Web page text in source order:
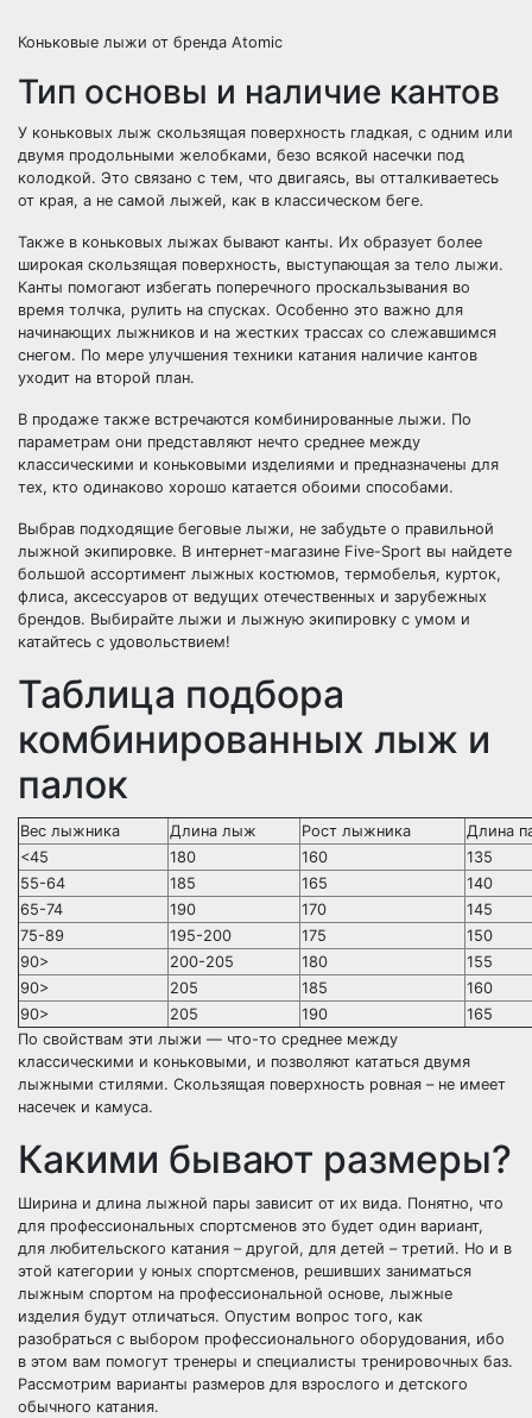
Коньковые лыжи от бренда Atomic
Тип основы и наличие кантов
У коньковых лыж скользящая поверхность гладкая, с одним или
двумя продольными желобками, безо всякой насечки под
колодкой. Это связано с тем, что двигаясь, вы отталкиваетесь
от края, а не самой лыжей, как в классическом беге.
Также в коньковых лыжах бывают канты. Их образует более
широкая скользящая поверхность, выступающая за тело лыжи.
Канты помогают избегать поперечного проскальзывания во
время толчка, рулить на спусках. Особенно это важно для
начинающих лыжников и на жестких трассах со слежавшимся
снегом. По мере улучшения техники катания наличие кантов
уходит на второй план.
В продаже также встречаются комбинированные лыжи. По
параметрам они представляют нечто среднее между
классическими и коньковыми изделиями и предназначены для
тех, кто одинаково хорошо катается обоими способами.
Выбрав подходящие беговые лыжи, не забудьте о правильной
лыжной экипировке. В интернет-магазине Five-Sport вы найдете
большой ассортимент лыжных костюмов, термобелья, курток,
флиса, аксессуаров от ведущих отечественных и зарубежных
брендов. Выбирайте лыжи и лыжную экипировку с умом и
катайтесь с удовольствием!
Таблица подбора
комбинированных лыж и
палок
Вес лыжника Длина лыж Рост лыжника
Длина
<45
180 160
135
55-64
185 165
140
65-74
190 170
145
75-89
195-200 175
150
90>
200-205 180
155
90>
205 185
160
90>
205 190
165
По свойствам эти лыжи — что-то среднее между
классическими и коньковыми, и позволяют кататься двумя
лыжными стилями. Скользящая поверхность ровная – не имеет
насечек и камуса.
Какими бывают размеры?
Ширина и длина лыжной пары зависит от их вида. Понятно, что
для профессиональных спортсменов это будет один вариант,
для любительского катания – другой, для детей – третий. Но и в
этой категории у юных спортсменов, решивших заниматься
лыжным спортом на профессиональной основе, лыжные
изделия будут отличаться. Опустим вопрос того, как
разобраться с выбором профессионального оборудования, ибо
в этом вам помогут тренеры и специалисты тренировочных баз.
Рассмотрим варианты размеров для взрослого и детского
обычного катания.